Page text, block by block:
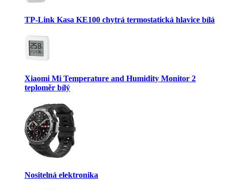
TP-Link Kasa KE100 chytrá termostatická hlavice bílá
Xiaomi Mi Temperature and Humidity Monitor 2
teploměr bílý
Nositelná elektronika